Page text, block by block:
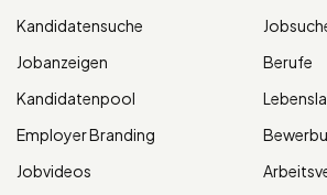
Kandidatensuche
Jobanzeigen
Kandidatenpool
Employer Branding
Jobvideos
Berufe